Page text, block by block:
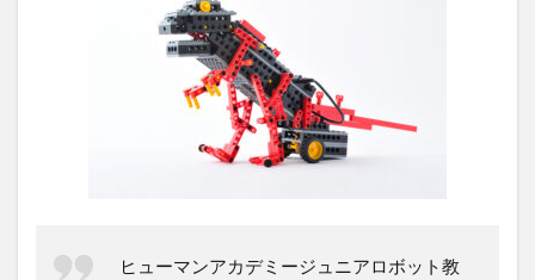
ヒューマンアカデミージュニアロボット教